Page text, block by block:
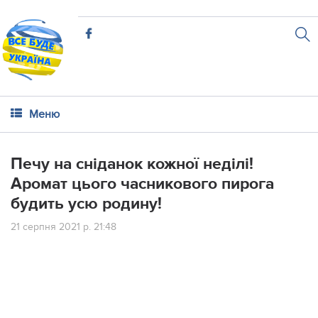
Меню
Печу на сніданок кожної неділі!
Аромат цього часникового пирога
будить усю родину!
21 серпня 2021 р. 21:48